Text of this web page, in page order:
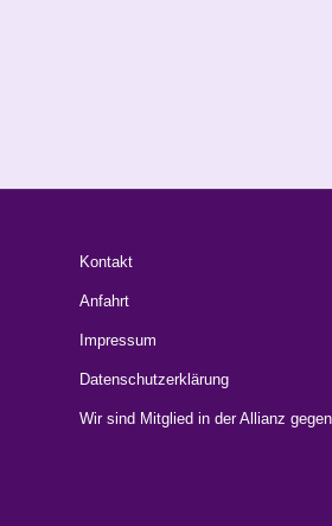
Kontakt
Anfahrt
Impressum
Datenschutzerklärung
Wir sind Mitglied in der Allianz